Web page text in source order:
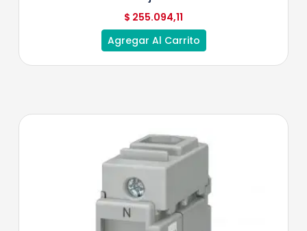
$ 255.094,11
Agregar Al Carrito